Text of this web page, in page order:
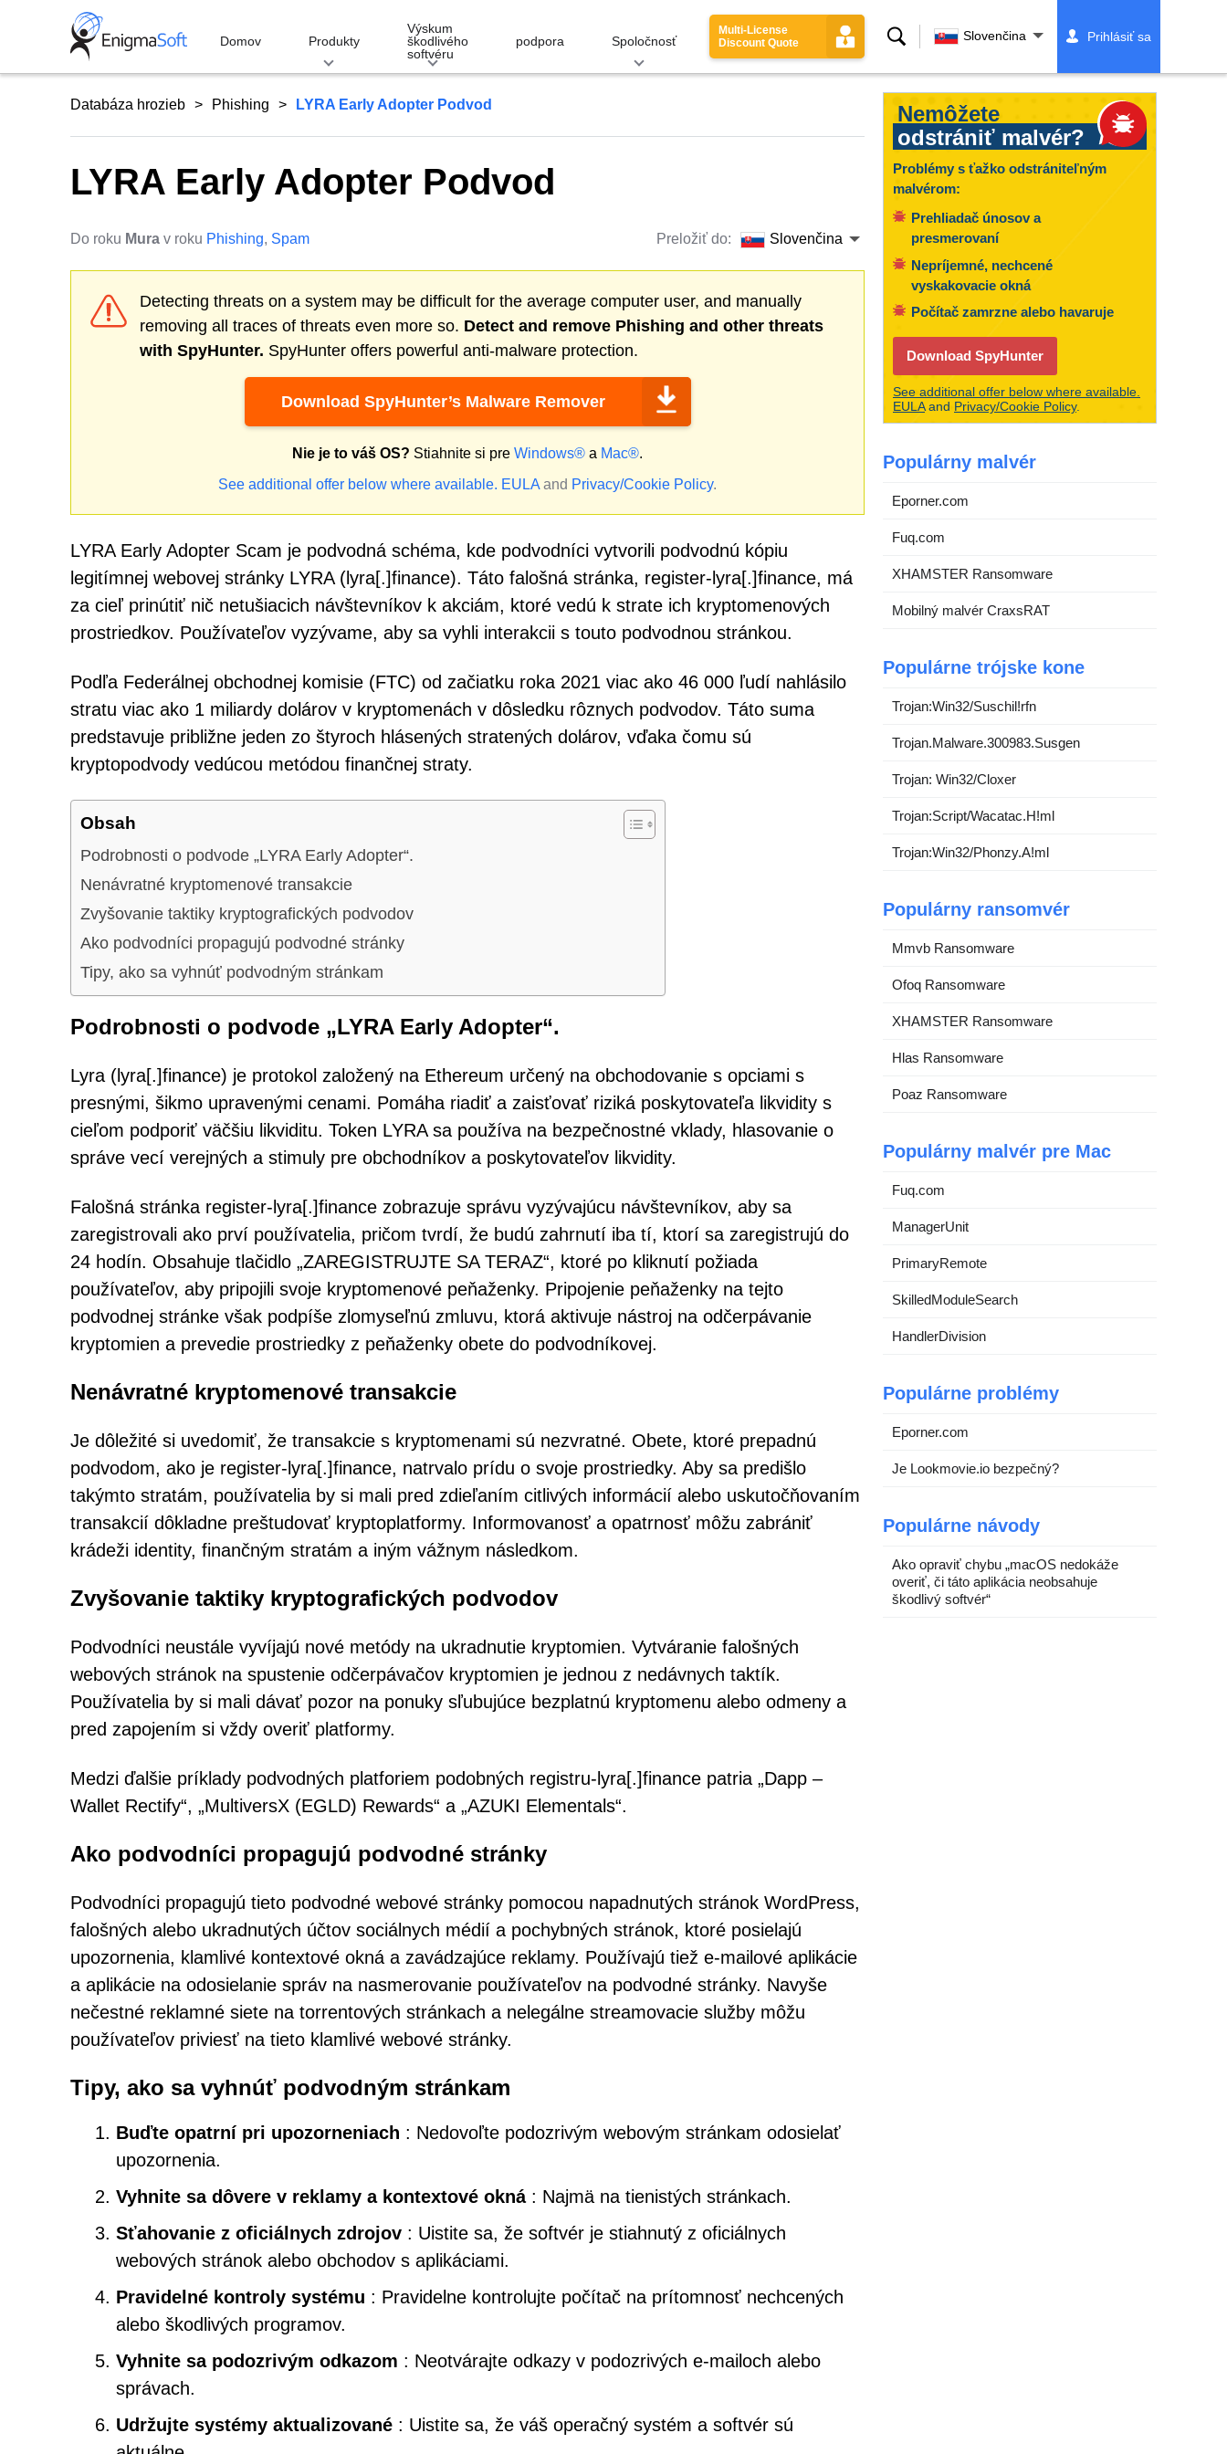
Domov Produkty
Výskum
škodlivého
softvéru
podpora Spoločnosť
Multi-License
Discount Quote
VyhľadávanieSlovenčina Prihlásiť sa
Databáza hrozieb Phishing LYRA Early Adopter Podvod
LYRA Early Adopter Podvod
Do roku Mura v roku Phishing, Spam Preložiť do: Slovenčina
Detecting threats on a system may be difficult for the average computer user, and manually
removing all traces of threats even more so. Detect and remove Phishing and other threats
with SpyHunter. SpyHunter offers powerful anti-malware protection.
Download SpyHunter’s Malware Remover
Nie je to váš OS? Stiahnite si pre Windows® a Mac®.
See additional offer below where available. EULA and Privacy/Cookie Policy.
LYRA Early Adopter Scam je podvodná schéma, kde podvodníci vytvorili podvodnú kópiu
legitímnej webovej stránky LYRA (lyra[.]finance). Táto falošná stránka, register-lyra[.]finance, má
za cieľ prinútiť nič netušiacich návštevníkov k akciám, ktoré vedú k strate ich kryptomenových
prostriedkov. Používateľov vyzývame, aby sa vyhli interakcii s touto podvodnou stránkou.
Podľa Federálnej obchodnej komisie (FTC) od začiatku roka 2021 viac ako 46 000 ľudí nahlásilo
stratu viac ako 1 miliardy dolárov v kryptomenách v dôsledku rôznych podvodov. Táto suma
predstavuje približne jeden zo štyroch hlásených stratených dolárov, vďaka čomu sú
kryptopodvody vedúcou metódou finančnej straty.
Obsah
Podrobnosti o podvode „LYRA Early Adopter“.
Nenávratné kryptomenové transakcie
Zvyšovanie taktiky kryptografických podvodov
Ako podvodníci propagujú podvodné stránky
Tipy, ako sa vyhnúť podvodným stránkam
Podrobnosti o podvode „LYRA Early Adopter“.
Lyra (lyra[.]finance) je protokol založený na Ethereum určený na obchodovanie s opciami s
presnými, šikmo upravenými cenami. Pomáha riadiť a zaisťovať riziká poskytovateľa likvidity s
cieľom podporiť väčšiu likviditu. Token LYRA sa používa na bezpečnostné vklady, hlasovanie o
správe vecí verejných a stimuly pre obchodníkov a poskytovateľov likvidity.
Falošná stránka register-lyra[.]finance zobrazuje správu vyzývajúcu návštevníkov, aby sa
zaregistrovali ako prví používatelia, pričom tvrdí, že budú zahrnutí iba tí, ktorí sa zaregistrujú do
24 hodín. Obsahuje tlačidlo „ZAREGISTRUJTE SA TERAZ“, ktoré po kliknutí požiada
používateľov, aby pripojili svoje kryptomenové peňaženky. Pripojenie peňaženky na tejto
podvodnej stránke však podpíše zlomyseľnú zmluvu, ktorá aktivuje nástroj na odčerpávanie
kryptomien a prevedie prostriedky z peňaženky obete do podvodníkovej.
Nenávratné kryptomenové transakcie
Je dôležité si uvedomiť, že transakcie s kryptomenami sú nezvratné. Obete, ktoré prepadnú
podvodom, ako je register-lyra[.]finance, natrvalo prídu o svoje prostriedky. Aby sa predišlo
takýmto stratám, používatelia by si mali pred zdieľaním citlivých informácií alebo uskutočňovaním
transakcií dôkladne preštudovať kryptoplatformy. Informovanosť a opatrnosť môžu zabrániť
krádeži identity, finančným stratám a iným vážnym následkom.
Zvyšovanie taktiky kryptografických podvodov
Podvodníci neustále vyvíjajú nové metódy na ukradnutie kryptomien. Vytváranie falošných
webových stránok na spustenie odčerpávačov kryptomien je jednou z nedávnych taktík.
Používatelia by si mali dávať pozor na ponuky sľubujúce bezplatnú kryptomenu alebo odmeny a
pred zapojením si vždy overiť platformy.
Medzi ďalšie príklady podvodných platforiem podobných registru-lyra[.]finance patria „Dapp –
Wallet Rectify“, „MultiversX (EGLD) Rewards“ a „AZUKI Elementals“.
Ako podvodníci propagujú podvodné stránky
Podvodníci propagujú tieto podvodné webové stránky pomocou napadnutých stránok WordPress,
falošných alebo ukradnutých účtov sociálnych médií a pochybných stránok, ktoré posielajú
upozornenia, klamlivé kontextové okná a zavádzajúce reklamy. Používajú tiež e-mailové aplikácie
a aplikácie na odosielanie správ na nasmerovanie používateľov na podvodné stránky. Navyše
nečestné reklamné siete na torrentových stránkach a nelegálne streamovacie služby môžu
používateľov priviesť na tieto klamlivé webové stránky.
Tipy, ako sa vyhnúť podvodným stránkam
Buďte opatrní pri upozorneniach : Nedovoľte podozrivým webovým stránkam odosielať
upozornenia.
Vyhnite sa dôvere v reklamy a kontextové okná: Najmä na tienistých stránkach.
Sťahovanie z oficiálnych zdrojov : Uistite sa, že softvér je stiahnutý z oficiálnych
webových stránok alebo obchodov s aplikáciami.
Pravidelné kontroly systému : Pravidelne kontrolujte počítač na prítomnosť nechcených
alebo škodlivých programov.
Vyhnite sa podozrivým odkazom : Neotvárajte odkazy v podozrivých e-mailoch alebo
správach.
Udržujte systémy aktualizované : Uistite sa, že váš operačný systém a softvér sú
Nemôžete
odstrániť malvér?
Problémy s ťažko odstrániteľným
malvérom:
Prehliadač únosov a
presmerovaní
Nepríjemné, nechcené
vyskakovacie okná
Počítač zamrzne alebo havaruje
Download SpyHunter
See additional offer below where available.
EULAand Privacy/Cookie Policy.
Populárny malvér
Eporner.com
Fuq.com
XHAMSTER Ransomware
Mobilný malvér CraxsRAT
Populárne trójske kone
Trojan:Win32/Suschil!rfn
Trojan.Malware.300983.Susgen
Trojan: Win32/Cloxer
Trojan:Script/Wacatac.H!ml
Trojan:Win32/Phonzy.A!ml
Populárny ransomvér
Mmvb Ransomware
Ofoq Ransomware
XHAMSTER Ransomware
Hlas Ransomware
Poaz Ransomware
Populárny malvér pre Mac
Fuq.com
ManagerUnit
PrimaryRemote
SkilledModuleSearch
HandlerDivision
Populárne problémy
Eporner.com
Je Lookmovie.io bezpečný?
Populárne návody
Ako opraviť chybu „macOS nedokáže
overiť, či táto aplikácia neobsahuje
škodlivý softvér“